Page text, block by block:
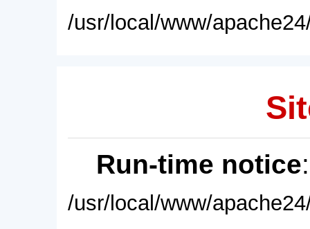
/usr/local/www/
Run-time notice
/usr/local/www/